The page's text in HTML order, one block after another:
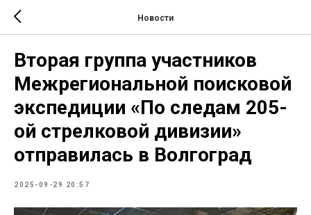
Новости
Вторая группа участников
Межрегиональной поисковой
экспедиции «По следам 205-
ой стрелковой дивизии»
отправилась в Волгоград
2025-09-29 20:57